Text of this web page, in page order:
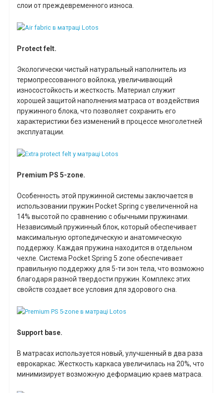
слои от преждевременного износа.
Protect felt.
Экологически чистый натуральный наполнитель из
термопрессованного войлока, увеличивающий
износостойкость и жесткость. Материал служит
хорошей защитой наполнения матраса от воздействия
пружинного блока, что позволяет сохранить его
характеристики без изменений в процессе многолетней
эксплуатации.
Premium PS 5-zone.
Особенность этой пружинной системы заключается в
использовании пружин Pocket Spring с увеличенной на
14% высотой по сравнению с обычными пружинами.
Независимый пружинный блок, который обеспечивает
максимальную ортопедическую и анатомическую
поддержку. Каждая пружина находится в отдельном
чехле. Система Pocket Spring 5 zone обеспечивает
правильную поддержку для 5-ти зон тела, что возможно
благодаря разной твердости пружин. Комплекс этих
свойств создает все условия для здорового сна.
Support base.
В матрасах используется новый, улучшенный в два раза
еврокаркас. Жесткость каркаса увеличилась на 20%, что
минимизирует возможную деформацию краев матраса.